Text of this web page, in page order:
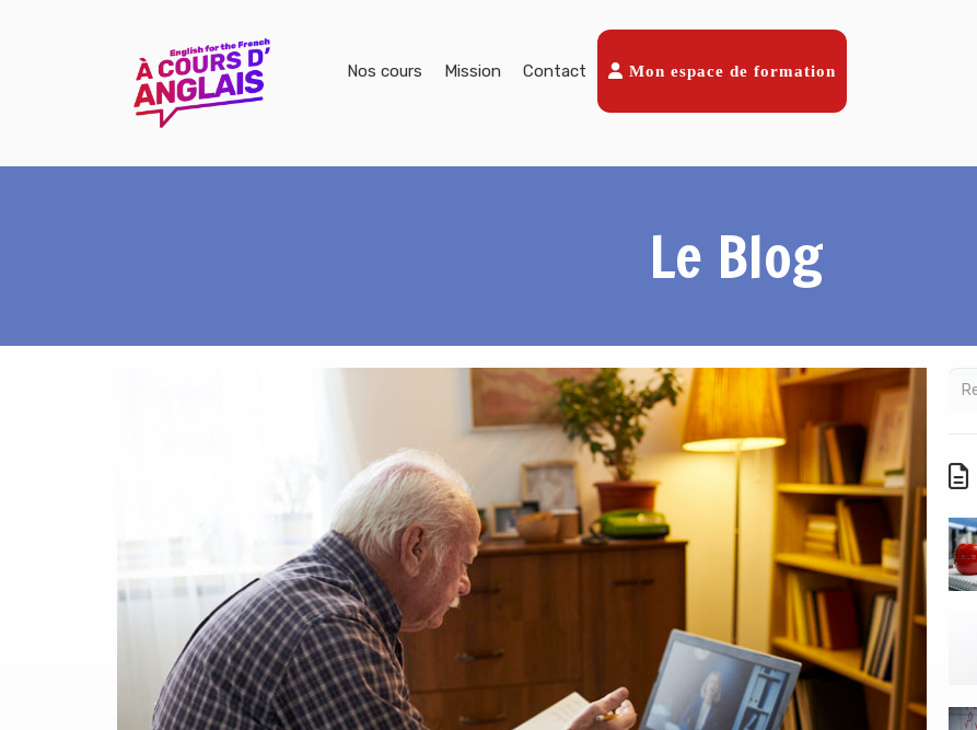
Nos cours Mission Contact Mon espace de formation
Le Blog